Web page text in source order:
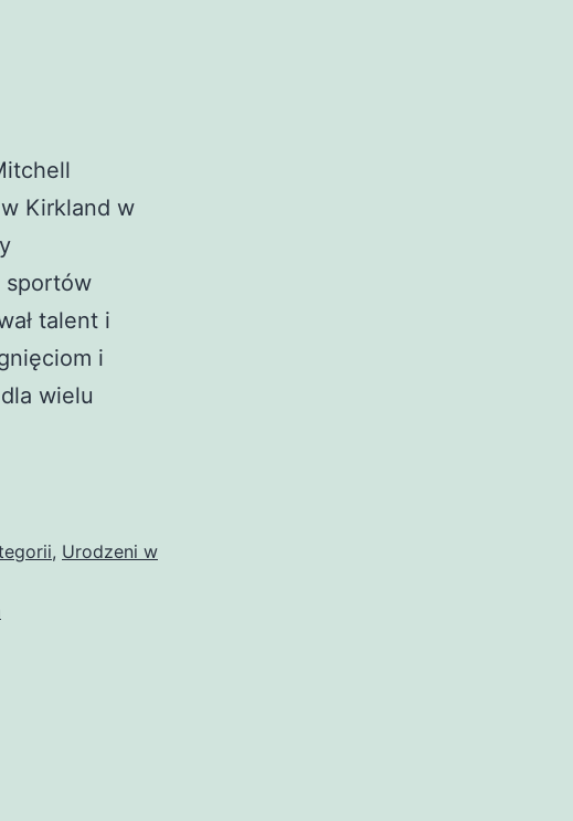
Kirkland w
sportów
talent i
i
wielu
, Urodzeni w